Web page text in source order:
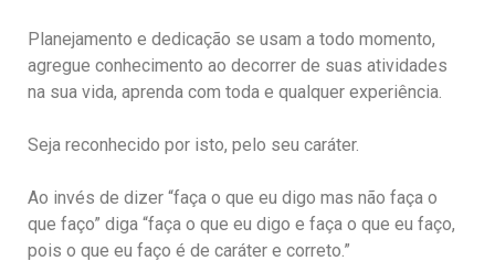
Planejamento e dedicação se usam a todo momento,
agregue conhecimento ao decorrer de suas atividades
na sua vida, aprenda com toda e qualquer experiência.
Seja reconhecido por isto, pelo seu caráter.
Ao invés de dizer “faça o que eu digo mas não faça o
que faço” diga “faça o que eu digo e faça o que eu faço,
pois o que eu faço é de caráter e correto.”